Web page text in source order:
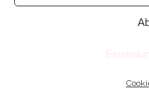
Chosen WordPress